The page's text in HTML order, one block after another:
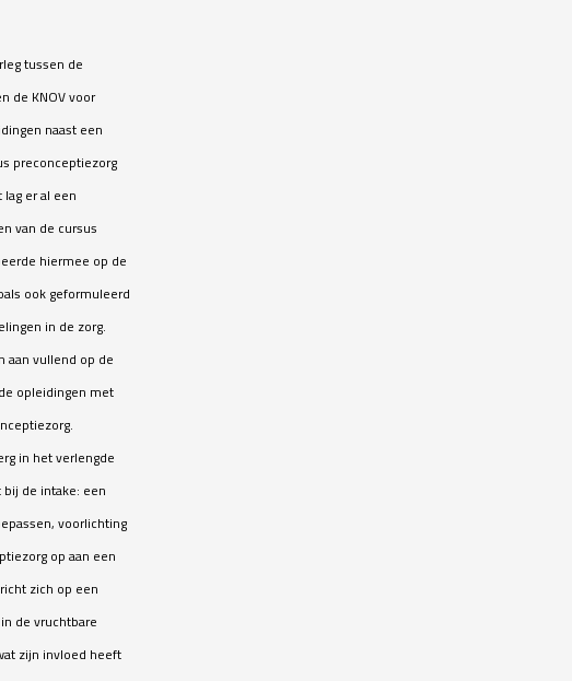
tussen de
de KNOV voor
naast een
preconceptiezorg
er al een
van de cursus
hiermee op de
ook geformuleerd
in de zorg.
aan vullend op de
opleidingen met
in het verlengde
de intake: een
voorlichting
op aan een
zich op een
de vruchtbare
zijn invloed heeft